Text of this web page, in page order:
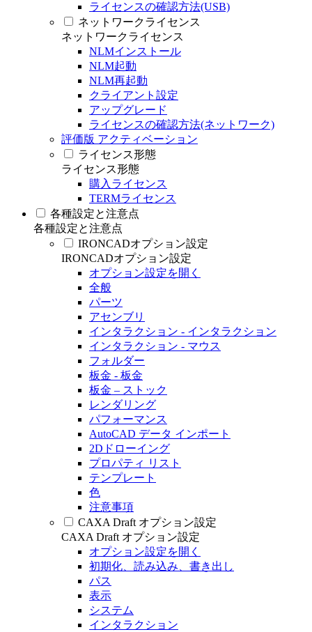
ライセンスの確認方法(USB)
ネットワークライセンス
ネットワークライセンス
NLMインストール
NLM起動
NLM再起動
クライアント設定
アップグレード
ライセンスの確認方法(ネットワーク)
評価版 アクティベーション
ライセンス形態
ライセンス形態
購入ライセンス
TERMライセンス
各種設定と注意点
各種設定と注意点
IRONCADオプション設定
IRONCADオプション設定
オプション設定を開く
全般
パーツ
アセンブリ
インタラクション - インタラクション
インタラクション - マウス
フォルダー
板金 - 板金
板金 – ストック
レンダリング
パフォーマンス
AutoCAD データ インポート
2Dドローイング
プロパティ リスト
テンプレート
色
注意事項
CAXA Draft オプション設定
CAXA Draft オプション設定
オプション設定を開く
初期化、読み込み、書き出し
パス
表示
システム
インタラクション